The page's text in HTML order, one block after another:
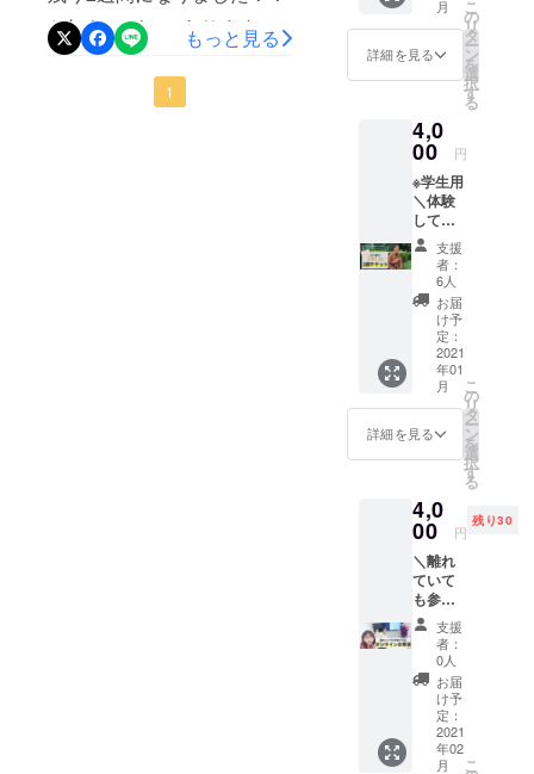
て、1月よりβ版サービス開
ビスの改善を行い、3月中に
ストスパート！もっともっ
と「対話」の価値を届けた
いという想いから実験的に
開催しました！2020年はど
お知らせが２つあります！
✓自分の現状に対してモヤ
モヤしている人✓仕事選び
もっと見る
1
たちと
サービ
スの発
展をた
だただ
ける方
はこち
らから
お願い
しま
す。
【リ
ターン
内容】
企画書
送付 事
業発展
ストー
リーの
共有 感
謝の動
画メッ
月
詳細を見る
こ
の
リ
タ
ー
ン
を
選
択
す
る
4,0
00 円
※学生用
＼体験
してみ
たい方
オスス
メ！／
Pit inを
1回受け
ること
ができ
ます！
Pit in 1
回チ
ケット
（学生
用）
価：
6000円
（33%
割
引）】
※期限は
2021年
末まで
有効 ※
利用時
に学生
証をを
確認致
しま
支援
者：
6人
お届
け予
定：
2021
年01
月
詳細を見る
こ
の
リ
タ
ー
ン
を
選
択
す
る
4,0
00 円
残り30
＼離れ
ていて
も参加
できる
交流会
ビスに
ついて
だけで
なく、
気軽で
支援
者：
0人
お届
け予
定：
2021
年02
月
こ